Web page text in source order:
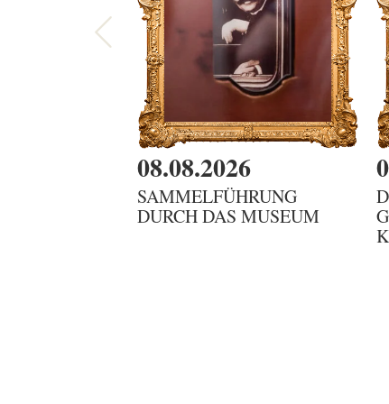
08.08.2026
SAMMELFÜHRUNG
DURCH DAS MUSEUM